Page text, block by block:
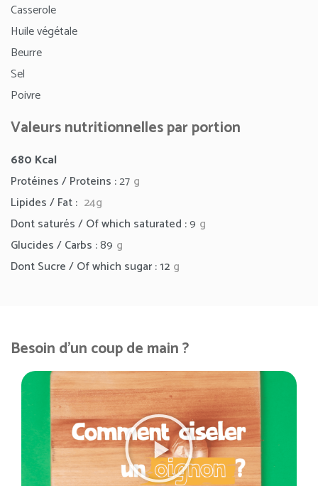
Casserole
Huile végétale
Beurre
Sel
Poivre
Valeurs nutritionnelles par portion
680 Kcal
Protéines / Proteins :27 g
Lipides / Fat : 24g
Dont saturés / Of which saturated :9 g
Glucides / Carbs :89 g
Dont Sucre / Of which sugar : 12 g
Besoin d'un coup de main ?